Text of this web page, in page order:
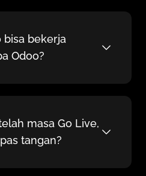
bisa bekerja
Odoo?
masa Go Live,
tangan?